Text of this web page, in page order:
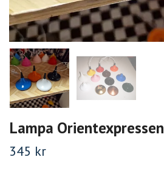
Lampa Orientexpressen
345 kr